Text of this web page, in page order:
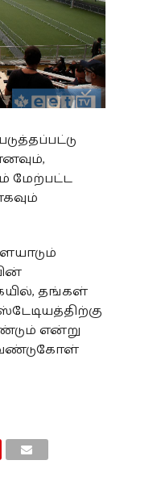
மேற்பட்ட
தங்கள்
என்று